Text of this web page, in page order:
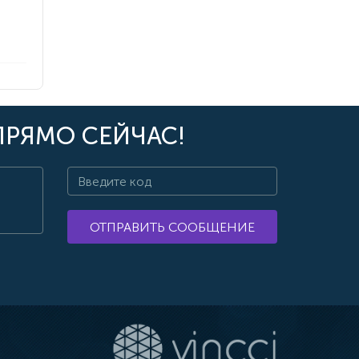
СЕЙЧАС!
ОТПРАВИТЬ СООБЩЕНИЕ